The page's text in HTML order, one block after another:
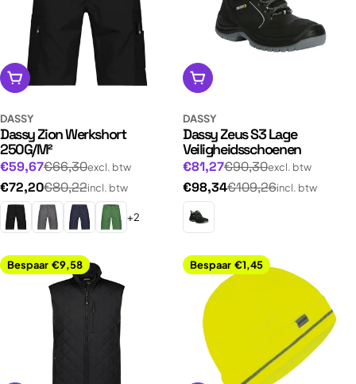
Opties kiezen
DASSY
Dassy Zion Werkshort
250G/M²
Aanbiedingsprijs
€59,67
Normale
prijs
€66,30excl. btw
€72,20
Normale
prijs
€80,22incl. btw
+2
Opties kiezen
DASSY
Dassy Zeus S3 Lage
Veiligheidsschoenen
Aanbiedingsprijs
€81,27
Normale
prijs
€90,30excl. btw
€98,34
Normale
prijs
€109,26incl. btw
Bespaar €9,58 Bespaar €1,45